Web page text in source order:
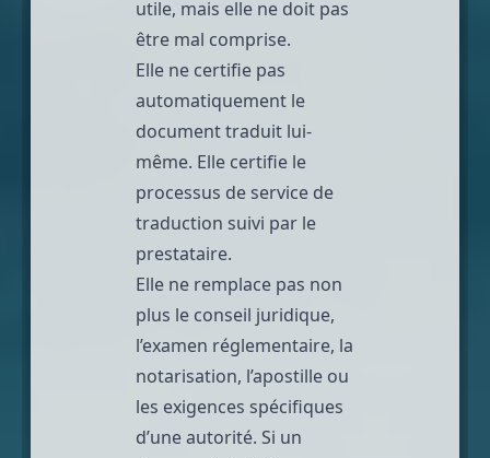
utile, mais elle ne doit pas
être mal comprise.
Elle ne certifie pas
automatiquement le
document traduit lui-
même. Elle certifie le
processus de service de
traduction suivi par le
prestataire.
Elle ne remplace pas non
plus le conseil juridique,
l’examen réglementaire, la
notarisation, l’apostille ou
les exigences spécifiques
d’une autorité. Si un